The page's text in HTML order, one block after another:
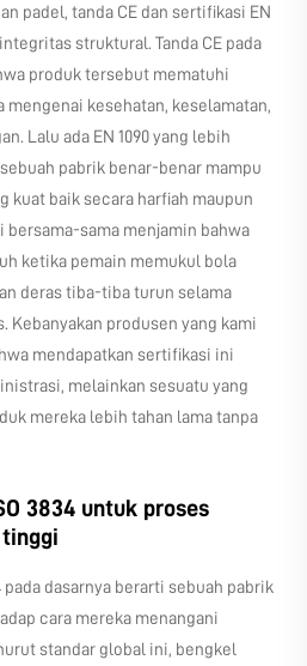
padel, tanda CE dan sertifikasi EN
struktural. Tanda CE pada
produk tersebut mematuhi
mengenai kesehatan, keselamatan,
Lalu ada EN 1090 yang lebih
pabrik benar-benar mampu
kuat baik secara harfiah maupun
bersama-sama menjamin bahwa
ketika pemain memukul bola
deras tiba-tiba turun selama
Kebanyakan produsen yang kami
mendapatkan sertifikasi ini
melainkan sesuatu yang
mereka lebih tahan lama tanpa
3834 untuk proses
pada dasarnya berarti sebuah pabrik
cara mereka menangani
standar global ini, bengkel